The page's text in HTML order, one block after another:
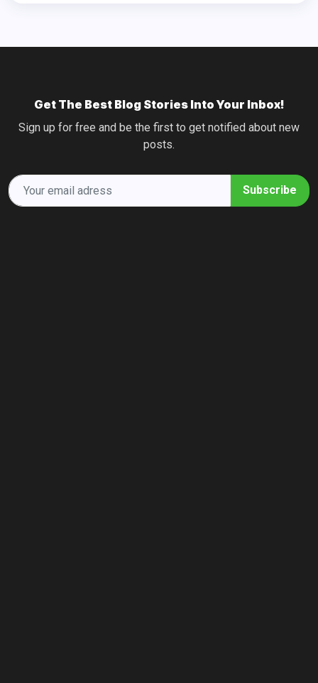
Get The Best Blog Stories Into Your Inbox!
Sign up for free and be the first to get notified about new
posts.
Subscribe